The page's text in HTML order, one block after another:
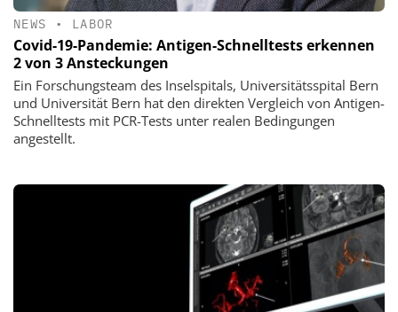
NEWS • LABOR
Covid-19-Pandemie: Antigen-Schnelltests erkennen
2 von 3 Ansteckungen
Ein Forschungsteam des Inselspitals, Universitätsspital Bern
und Universität Bern hat den direkten Vergleich von Antigen-
Schnelltests mit PCR-Tests unter realen Bedingungen
angestellt.